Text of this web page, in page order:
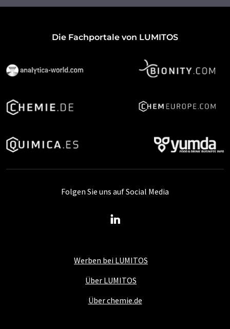
Die Fachportale von LUMITOS
Werben bei LUMITOS
Über LUMITOS
Über chemie.de
Folgen Sie uns auf Social Media